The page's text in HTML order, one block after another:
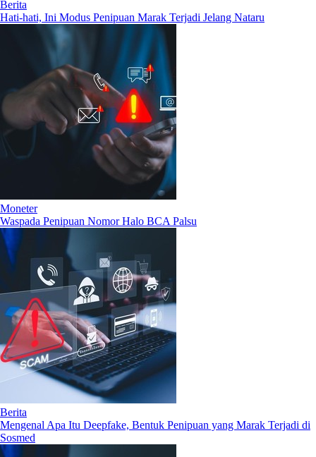
Berita
Hati-hati, Ini Modus Penipuan Marak Terjadi Jelang Nataru
Moneter
Waspada Penipuan Nomor Halo BCA Palsu
Berita
Mengenal Apa Itu Deepfake, Bentuk Penipuan yang Marak Terjadi di
Sosmed